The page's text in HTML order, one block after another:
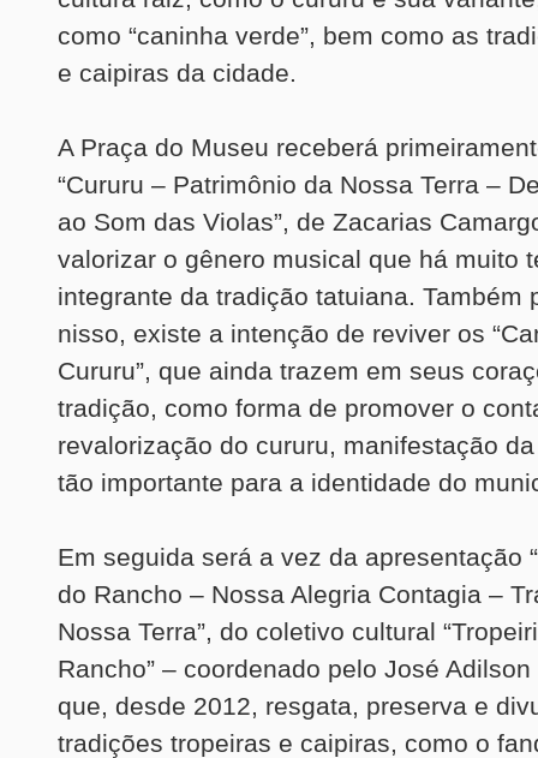
como “caninha verde”, bem como as
e caipiras da cidade.
A Praça do Museu receberá
“Cururu – Patrimônio da Nossa Terra –
ao Som das Violas”, de Zacarias
valorizar o gênero musical que há muito
integrante da tradição tatuiana. Também
nisso, existe a intenção de reviver os
Cururu”, que ainda trazem em seus
tradição, como forma de promover o
revalorização do cururu, manifestação
tão importante para a identidade do
Em seguida será a vez da apresentação
do Rancho – Nossa Alegria Contagia –
Nossa Terra”, do coletivo cultural
Rancho” – coordenado pelo José
que, desde 2012, resgata, preserva e
tradições tropeiras e caipiras, como o